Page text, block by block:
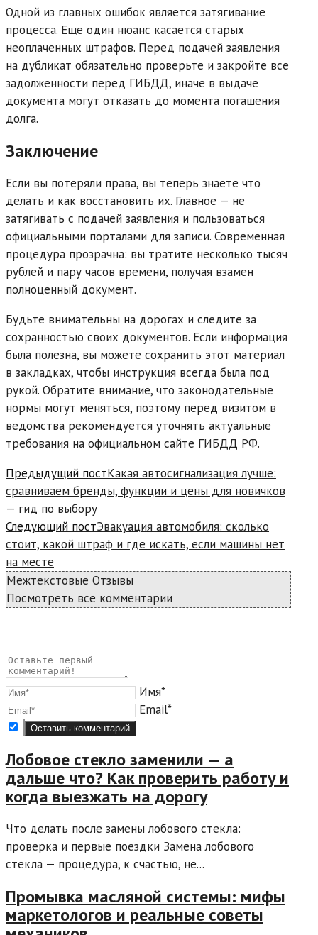
Одной из главных ошибок является затягивание
процесса. Еще один нюанс касается старых
неоплаченных штрафов. Перед подачей заявления
на дубликат обязательно проверьте и закройте все
задолженности перед ГИБДД, иначе в выдаче
документа могут отказать до момента погашения
долга.
Заключение
Если вы потеряли права, вы теперь знаете что
делать и как восстановить их. Главное — не
затягивать с подачей заявления и пользоваться
официальными порталами для записи. Современная
процедура прозрачна: вы тратите несколько тысяч
рублей и пару часов времени, получая взамен
полноценный документ.
Будьте внимательны на дорогах и следите за
сохранностью своих документов. Если информация
была полезна, вы можете сохранить этот материал
в закладках, чтобы инструкция всегда была под
рукой. Обратите внимание, что законодательные
нормы могут меняться, поэтому перед визитом в
ведомства рекомендуется уточнять актуальные
требования на официальном сайте ГИБДД РФ.
Read
more
articles
Предыдущий постКакая автосигнализация лучше:
сравниваем бренды, функции и цены для новичков
— гид по выбору
Следующий постЭвакуация автомобиля: сколько
стоит, какой штраф и где искать, если машины нет
на месте
Межтекстовые Отзывы
Посмотреть все комментарии
Имя*
Email*
Лобовое стекло заменили — а
дальше что? Как проверить работу и
когда выезжать на дорогу
Что делать после замены лобового стекла:
проверка и первые поездки Замена лобового
стекла — процедура, к счастью, не...
Промывка масляной системы: мифы
маркетологов и реальные советы